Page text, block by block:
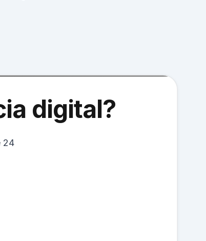
digital?
24